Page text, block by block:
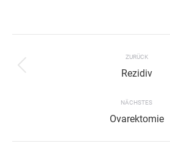
navigation
ZURÜCK
Previous
Rezidiv
NÄCHSTES
Next
Ovarektomie